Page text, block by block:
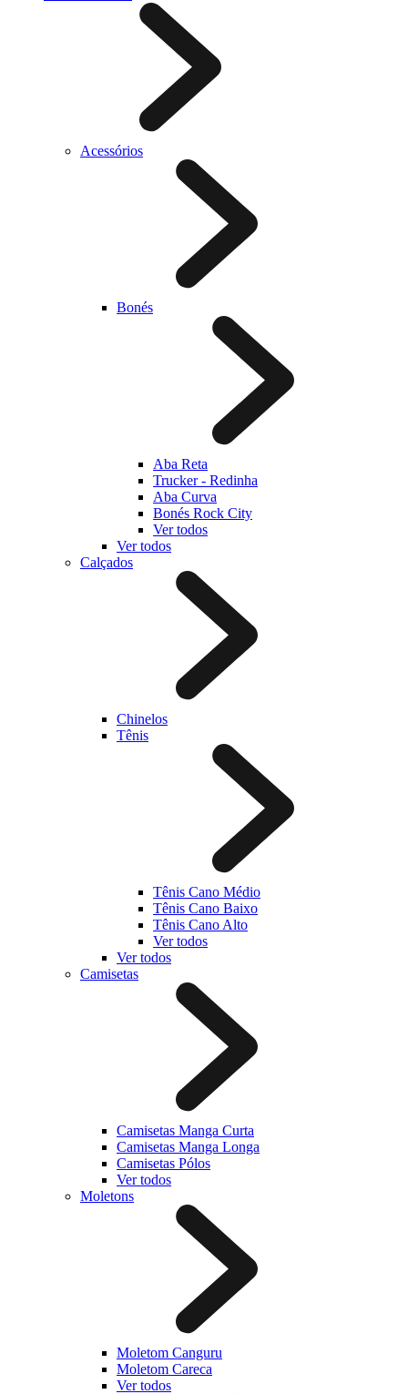
Acessórios
Bonés
Aba Reta
Trucker - Redinha
Aba Curva
Bonés Rock City
Ver todos
Ver todos
Calçados
Chinelos
Tênis
Tênis Cano Médio
Tênis Cano Baixo
Tênis Cano Alto
Ver todos
Ver todos
Camisetas
Camisetas Manga Curta
Camisetas Manga Longa
Camisetas Pólos
Ver todos
Moletons
Moletom Canguru
Moletom Careca
Ver todos